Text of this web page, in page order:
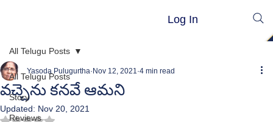
Log In
All Telugu Posts
Story
Reviews
All Telugu Posts
వచ్చెను కనవే ఆమని
Yasoda Pulugurtha Nov 12, 2021 4 min read
Updated: Nov 20, 2021
Rated NaN out of 5 stars.